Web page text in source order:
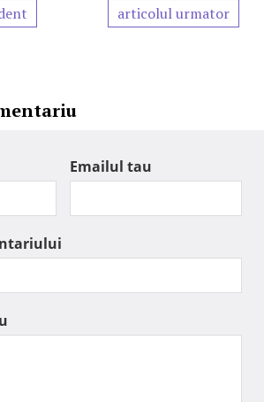
articolul urmator
Emailul tau